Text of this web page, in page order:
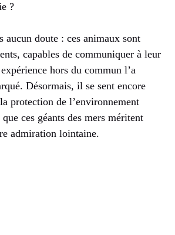
?
aucun doute : ces animaux sont
capables de communiquer à leur
hors du commun l’a
Désormais, il se sent encore
protection de l’environnement
ces géants des mers méritent
admiration lointaine.